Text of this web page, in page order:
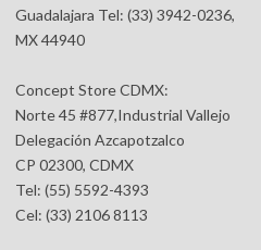
Guadalajara Tel: (33) 3942-0236,
MX 44940
Concept Store CDMX:
Norte 45 #877,Industrial Vallejo
Delegación Azcapotzalco
CP 02300, CDMX
Tel: (55) 5592-4393
Cel: (33) 2106 8113